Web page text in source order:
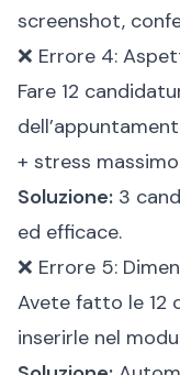
screenshot,
❌ Errore 4:
Fare 12
+ stress
Soluzione: 3
ed efficace.
❌ Errore 5:
Avete fatto le 12
inserirle nel